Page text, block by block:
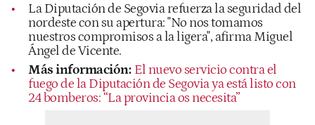
La Diputación de Segovia refuerza la seguridad del
nordeste con su apertura: "No nos tomamos
nuestros compromisos a la ligera", afirma Miguel
Ángel de Vicente.
Más información: El nuevo servicio contra el
fuego de la Diputación de Segovia ya está listo con
24 bomberos: “La provincia os necesita”